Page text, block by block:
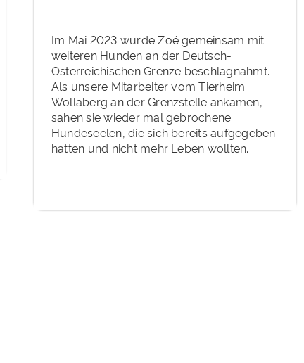
Im Mai 2023 wurde Zoé gemeinsam mit
weiteren Hunden an der Deutsch-
Österreichischen Grenze beschlagnahmt.
Als unsere Mitarbeiter vom Tierheim
Wollaberg an der Grenzstelle ankamen,
sahen sie wieder mal gebrochene
Hundeseelen, die sich bereits aufgegeben
hatten und nicht mehr Leben wollten.